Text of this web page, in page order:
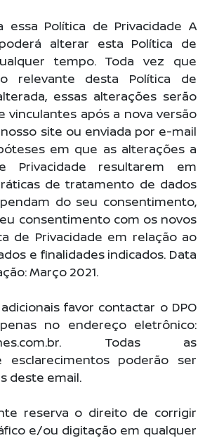
essa Política de Privacidade A
poderá alterar esta Política de
tempo. Toda vez que
relevante desta Política de
essas alterações serão
vinculantes após a nova versão
site ou enviada por e-mail
em que as alterações a
Privacidade resultarem em
de tratamento de dados
do seu consentimento,
consentimento com os novos
de Privacidade em relação ao
e finalidades indicados. Data
Março 2021.
favor contactar o DPO
no endereço eletrônico:
Todas as
esclarecimentos poderão ser
deste email.
reserva o direito de corrigir
e/ou digitação em qualquer